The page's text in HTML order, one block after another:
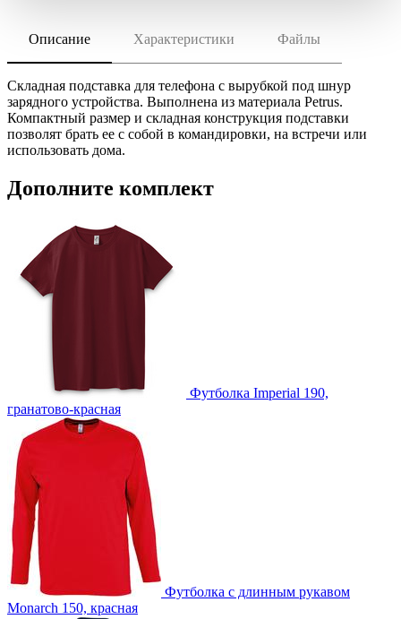
Описание
Складная подставка для телефона с вырубкой под шнур
зарядного устройства. Выполнена из материала Petrus.
Компактный размер и складная конструкция подставки
позволят брать ее с собой в командировки, на встречи или
использовать дома.
Характеристики
РАЗМЕР ТОВАРА
искусственная кожа
ТРАНСПОРТНАЯ УПАКОВКА
43.0x34.0x17.0 см
ИНДИВИДУАЛЬНАЯ УПАКОВКА
T2 -Тиснение фольгой (1 цвет)
T1 -Тиснение бесцветное
Файлы
скачать (pdf)
Инструкция по сохранению pdf из Corel Draw
Инструкция по сохранению pdf из Adobe Illustrator
Дополните комплект
Футболка Imperial 190,
гранатово-красная
Футболка с длинным рукавом
Monarch 150, красная